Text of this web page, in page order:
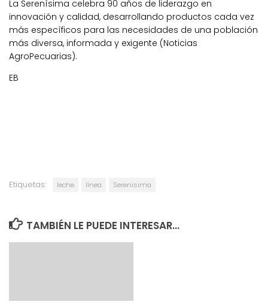
La Serenísima celebra 90 años de liderazgo en
innovación y calidad, desarrollando productos cada vez
más específicos para las necesidades de una población
más diversa, informada y exigente (Noticias
AgroPecuarias).
EB
Etiquetas: leche línea Serenisima
TAMBIÉN LE PUEDE INTERESAR...